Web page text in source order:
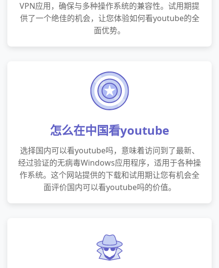
VPN应用，确保与多种操作系统的兼容性。试用期提
供了一个绝佳的机会，让您体验如何看youtube的全
面优势。
怎么在中国看youtube
选择国内可以看youtube吗，意味着访问到了最新、
经过验证的无病毒Windows应用程序，适用于各种操
作系统。这个网站提供的下载和试用期让您有机会全
面评价国内可以看youtube吗的价值。